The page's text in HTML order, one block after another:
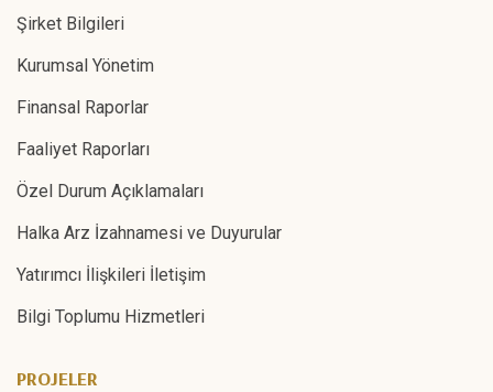
Şirket Bilgileri
Kurumsal Yönetim
Finansal Raporlar
Faaliyet Raporları
Özel Durum Açıklamaları
Halka Arz İzahnamesi ve Duyurular
Yatırımcı İlişkileri İletişim
Bilgi Toplumu Hizmetleri
PROJELER